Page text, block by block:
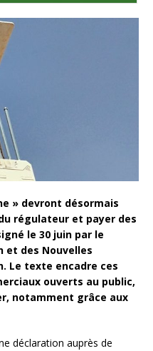
» devront désormais
régulateur et payer des
le 30 juin par le
et des Nouvelles
Le texte encadre ces
ouverts au public,
notamment grâce aux
déclaration auprès de